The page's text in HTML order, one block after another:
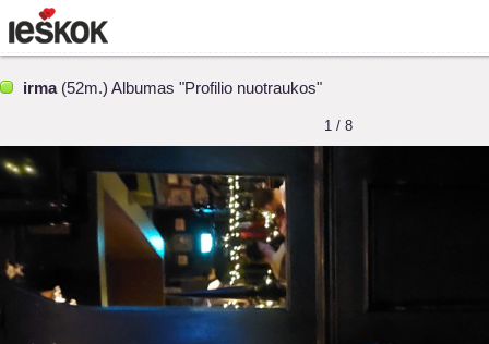
irma(52m.) Albumas "Profilio nuotraukos"
1 / 8